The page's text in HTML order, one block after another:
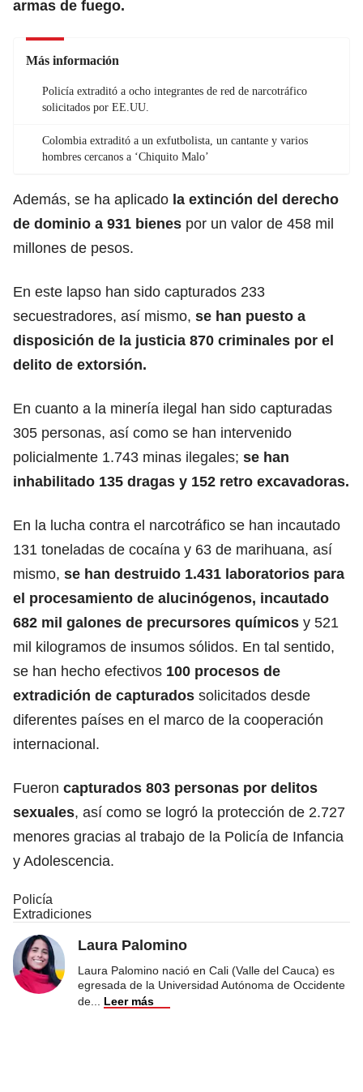
armas de fuego.
Más información
Policía extraditó a ocho integrantes de red de narcotráfico
solicitados por EE.UU.
Colombia extraditó a un exfutbolista, un cantante y varios
hombres cercanos a ‘Chiquito Malo’
Además, se ha aplicado la extinción del derecho
de dominio a 931 bienes por un valor de 458 mil
millones de pesos.
En este lapso han sido capturados 233
secuestradores, así mismo, se han puesto a
disposición de la justicia 870 criminales por el
delito de extorsión.
En cuanto a la minería ilegal han sido capturadas
305 personas, así como se han intervenido
policialmente 1.743 minas ilegales; se han
inhabilitado 135 dragas y 152 retro excavadoras.
En la lucha contra el narcotráfico se han incautado
131 toneladas de cocaína y 63 de marihuana, así
mismo, se han destruido 1.431 laboratorios para
el procesamiento de alucinógenos, incautado
682 mil galones de precursores químicos y 521
mil kilogramos de insumos sólidos. En tal sentido,
se han hecho efectivos 100 procesos de
extradición de capturados solicitados desde
diferentes países en el marco de la cooperación
internacional.
Fueron capturados 803 personas por delitos
sexuales, así como se logró la protección de 2.727
menores gracias al trabajo de la Policía de Infancia
y Adolescencia.
Policía
Extradiciones
Laura Palomino
Laura Palomino nació en Cali (Valle del Cauca) es
egresada de la Universidad Autónoma de Occidente
de
Leer más